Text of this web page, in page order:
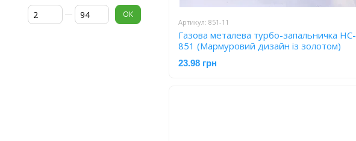
Артикул: 851-11
Газова металева турбо-запальничка HC-
851 (Мармуровий дизайн із золотом)
23.98 грн
Від Ціна, грн
До Ціна, грн ОК